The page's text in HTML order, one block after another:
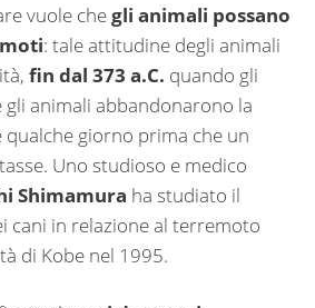
vuole chegli animali possano
: tale attitudine degli animali
fin dal 373 a.C. quando gli
animali abbandonarono la
qualche giorno prima che un
Uno studioso e medico
Shimamura ha studiato il
cani in relazione al terremoto
di Kobe nel 1995.